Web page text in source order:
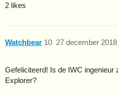
2 likes
Watchbear 27 december
10
Gefeliciteerd! Is de IWC ingenieur
Explorer?